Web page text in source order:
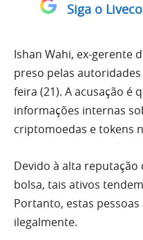
Siga o
Ishan Wahi, ex-gerente
preso pelas
feira (21). A acusação é
informações internas
criptomoedas e tokens
Devido à alta reputação
bolsa, tais ativos
Portanto, estas
ilegalmente.